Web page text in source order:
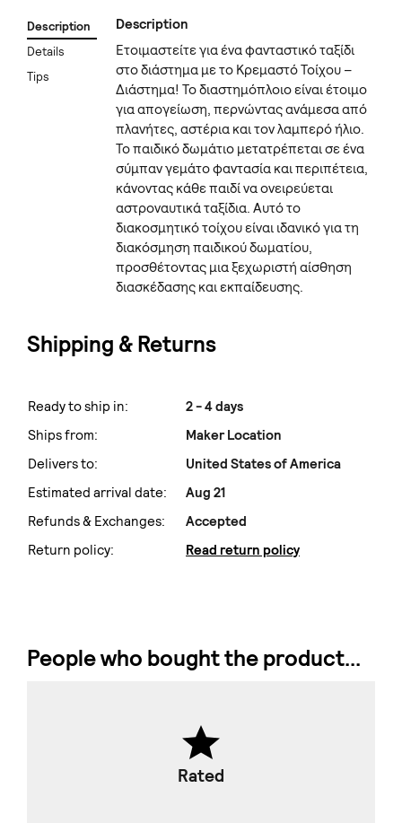
Description
Details
Tips
Description
Ετοιμαστείτε για ένα φανταστικό ταξίδι
στο διάστημα με το Κρεμαστό Τοίχου –
Διάστημα! Το διαστημόπλοιο είναι έτοιμο
για απογείωση, περνώντας ανάμεσα από
πλανήτες, αστέρια και τον λαμπερό ήλιο.
Το παιδικό δωμάτιο μετατρέπεται σε ένα
σύμπαν γεμάτο φαντασία και περιπέτεια,
κάνοντας κάθε παιδί να ονειρεύεται
αστροναυτικά ταξίδια. Αυτό το
διακοσμητικό τοίχου είναι ιδανικό για τη
διακόσμηση παιδικού δωματίου,
προσθέτοντας μια ξεχωριστή αίσθηση
διασκέδασης και εκπαίδευσης.
Shipping & Returns
Ready to ship in:
2 - 4 days
Ships from:
Maker Location
Delivers to:
United States of America
Estimated arrival date:
Aug 21
Refunds & Exchanges:
Accepted
Return policy:
Read return policy
People who bought the product...
Rated